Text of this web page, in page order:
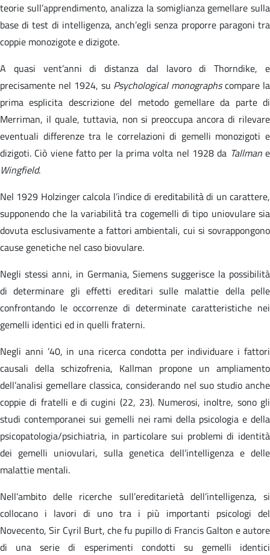
teorie sull’apprendimento, analizza la somiglianza gemellare sulla
base di test di intelligenza, anch’egli senza proporre paragoni tra
coppie monozigote e dizigote.
A quasi vent’anni di distanza dal lavoro di Thorndike, e
precisamente nel 1924, su Psychological monographscompare la
prima esplicita descrizione del metodo gemellare da parte di
Merriman, il quale, tuttavia, non si preoccupa ancora di rilevare
eventuali differenze tra le correlazioni di gemelli monozigoti e
dizigoti. Ciò viene fatto per la prima volta nel 1928 da Tallmane
Wingfield.
Nel 1929 Holzinger calcola l’indice di ereditabilità di un carattere,
supponendo che la variabilità tra cogemelli di tipo uniovulare sia
dovuta esclusivamente a fattori ambientali, cui si sovrappongono
cause genetiche nel caso biovulare.
Negli stessi anni, in Germania, Siemens suggerisce la possibilità
di determinare gli effetti ereditari sulle malattie della pelle
confrontando le occorrenze di determinate caratteristiche nei
gemelli identici ed in quelli fraterni.
Negli anni ’40, in una ricerca condotta per individuare i fattori
causali della schizofrenia, Kallman propone un ampliamento
dell’analisi gemellare classica, considerando nel suo studio anche
coppie di fratelli e di cugini (22, 23). Numerosi, inoltre, sono gli
studi contemporanei sui gemelli nei rami della psicologia e della
psicopatologia/psichiatria, in particolare sui problemi di identità
dei gemelli uniovulari, sulla genetica dell’intelligenza e delle
malattie mentali.
Nell’ambito delle ricerche sull’ereditarietà dell’intelligenza, si
collocano i lavori di uno tra i più importanti psicologi del
Novecento, Sir Cyril Burt, che fu pupillo di Francis Galton e autore
di una serie di esperimenti condotti su gemelli identici